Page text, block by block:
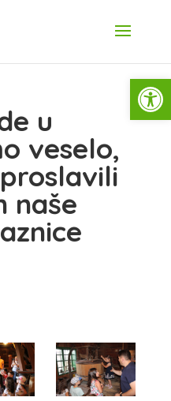
u
veselo,
naše